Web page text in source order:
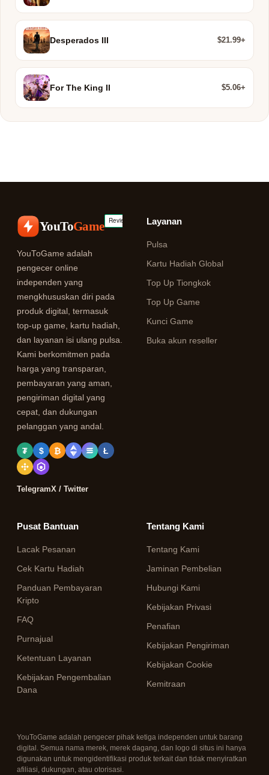
Desperados III $21.99+
For The King II $5.06+
YouToGame
YouToGame adalah
pengecer online
independen yang
mengkhususkan diri pada
produk digital, termasuk
top-up game, kartu hadiah,
dan layanan isi ulang pulsa.
Kami berkomitmen pada
harga yang transparan,
pembayaran yang aman,
pengiriman digital yang
cepat, dan dukungan
pelanggan yang andal.
₮ $ ₿ Ł
TelegramX / Twitter
Layanan
Pulsa
Kartu Hadiah Global
Top Up Tiongkok
Top Up Game
Kunci Game
Buka akun reseller
Pusat Bantuan
Lacak Pesanan
Cek Kartu Hadiah
Panduan Pembayaran
Kripto
FAQ
Purnajual
Ketentuan Layanan
Kebijakan Pengembalian
Dana
Tentang Kami
Tentang Kami
Jaminan Pembelian
Hubungi Kami
Kebijakan Privasi
Penafian
Kebijakan Pengiriman
Kebijakan Cookie
Kemitraan
YouToGame adalah pengecer pihak ketiga independen untuk barang
digital. Semua nama merek, merek dagang, dan logo di situs ini hanya
digunakan untuk mengidentifikasi produk terkait dan tidak menyiratkan
afiliasi, dukungan, atau otorisasi.